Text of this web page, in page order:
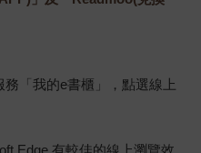
「我的e書櫃」，點選線上
Edge 有較佳的線上瀏覽效